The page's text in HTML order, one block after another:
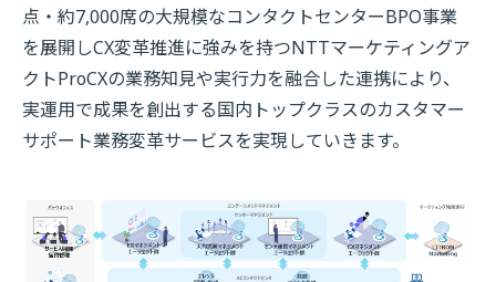
点・約7,000席の大規模なコンタクトセンターBPO事業
を展開しCX変革推進に強みを持つNTTマーケティングア
クトProCXの業務知見や実行力を融合した連携により、
実運用で成果を創出する国内トップクラスのカスタマー
サポート業務変革サービスを実現していきます。